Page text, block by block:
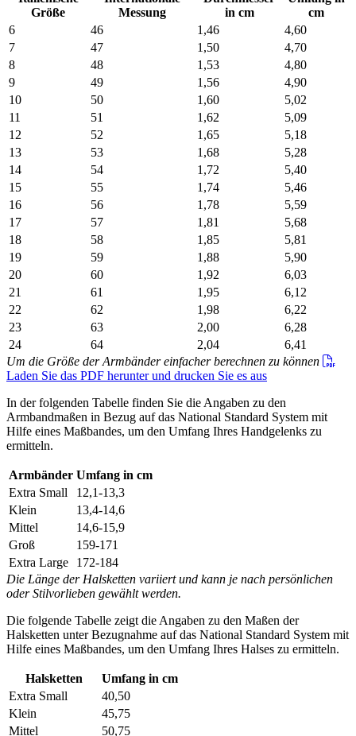
Größe
Messung
in cm
cm
6
46 1,46
4,60
7
47 1,50
4,70
8
48 1,53
4,80
9
49 1,56
4,90
10
50 1,60
5,02
11
51 1,62
5,09
12
52 1,65
5,18
13
53 1,68
5,28
14
54 1,72
5,40
15
55 1,74
5,46
16
56 1,78
5,59
17
57 1,81
5,68
18
58 1,85
5,81
19
59 1,88
5,90
20
60 1,92
6,03
21
61 1,95
6,12
22
62 1,98
6,22
23
63 2,00
6,28
24
64 2,04
6,41
Um die Größe der Armbänder einfacher berechnen zu können
Laden Sie das PDF herunter und drucken Sie es aus
In der folgenden Tabelle finden Sie die Angaben zu den
Armbandmaßen in Bezug auf das National Standard System mit
Hilfe eines Maßbandes, um den Umfang Ihres Handgelenks zu
ermitteln.
Armbänder Umfang in cm
Extra Small
12,1-13,3
Klein
13,4-14,6
Mittel
14,6-15,9
Groß
159-171
Extra Large
172-184
Die Länge der Halsketten variiert und kann je nach persönlichen
oder Stilvorlieben gewählt werden.
Die folgende Tabelle zeigt die Angaben zu den Maßen der
Halsketten unter Bezugnahme auf das National Standard System mit
Hilfe eines Maßbandes, um den Umfang Ihres Halses zu ermitteln.
Halsketten
Umfang in cm
Extra Small
40,50
Klein
45,75
Mittel
50,75